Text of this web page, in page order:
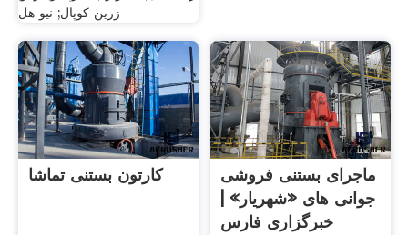
زرین کوپال; نیو هل
کارتون بستنی تماشا
ماجرای بستنی فروشی
جوانی های «شهریار» |
خبرگزاری فارس